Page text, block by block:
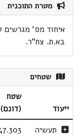
מטרת התוכנית
איחוד מס' מגרשים
בא.ת. צח"ר.
שטחים
ייעוד
שטח
(דונם)
תעשיה